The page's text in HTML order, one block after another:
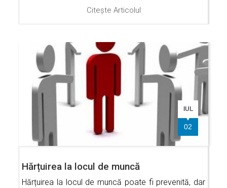
Citește Articolul
IUL
02
Hărțuirea la locul de muncă
Hărțuirea la locul de muncă poate fi prevenită, dar